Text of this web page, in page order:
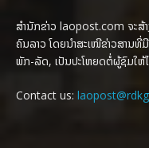
ສຳນັກຂ່າວ laopost.com ຈະສ້າ
ຄົນລາວ ໂດຍນຳສະເໜີຂ່າວສານທີ່
ພັກ-ລັດ, ເປັນປະໂຫຍດຕໍ່ຜູ້ຊົມໃຫ້
Contact us: